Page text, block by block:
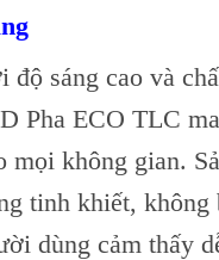
độ sáng cao và
Pha ECO TLC
mọi không gian.
tinh khiết, không
dùng cảm thấy